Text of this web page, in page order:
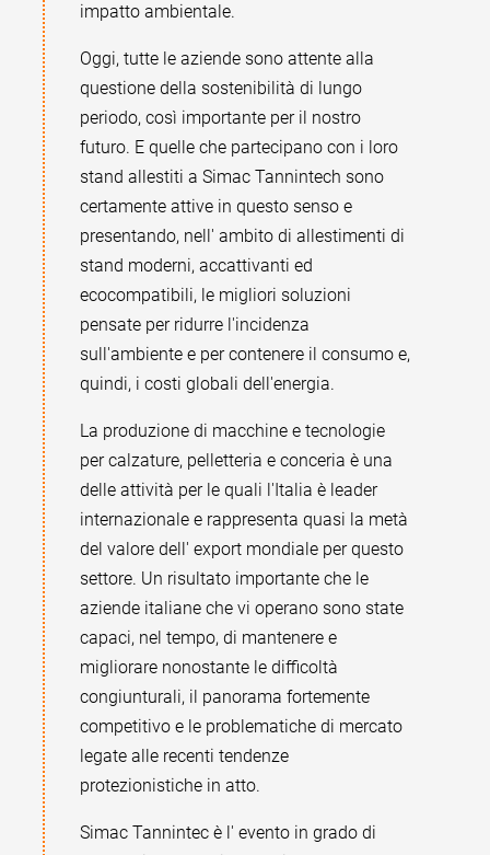
impatto ambientale.
Oggi, tutte le aziende sono attente alla
questione della sostenibilità di lungo
periodo, così importante per il nostro
futuro. E quelle che partecipano con i loro
stand allestiti a Simac Tannintech sono
certamente attive in questo senso e
presentando, nell' ambito di allestimenti di
stand moderni, accattivanti ed
ecocompatibili, le migliori soluzioni
pensate per ridurre l'incidenza
sull'ambiente e per contenere il consumo e,
quindi, i costi globali dell'energia.
La produzione di macchine e tecnologie
per calzature, pelletteria e conceria è una
delle attività per le quali l'Italia è leader
internazionale e rappresenta quasi la metà
del valore dell' export mondiale per questo
settore. Un risultato importante che le
aziende italiane che vi operano sono state
capaci, nel tempo, di mantenere e
migliorare nonostante le difficoltà
congiunturali, il panorama fortemente
competitivo e le problematiche di mercato
legate alle recenti tendenze
protezionistiche in atto.
Simac Tannintec è l' evento in grado di